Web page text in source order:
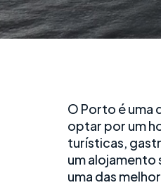
O Porto é uma
optar por um
turísticas,
um
uma das